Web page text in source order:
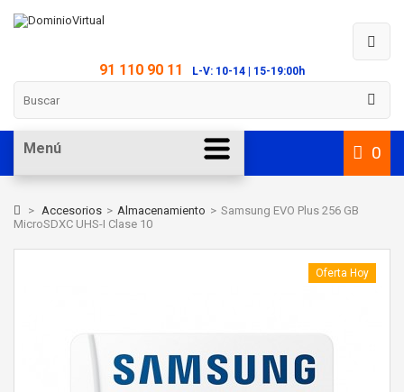
91 110 90 11 L-V: 10-14 | 15-19:00h
0
Menú
> Accesorios > Almacenamiento > Samsung EVO Plus 256 GB
MicroSDXC UHS-I Clase 10
Oferta Hoy